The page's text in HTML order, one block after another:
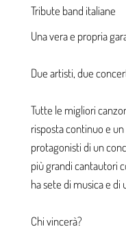
Tribute band italiane
Una vera e propria
Due artisti, due
Tutte le migliori
risposta continuo e
protagonisti di un
più grandi cantautori
ha sete di musica e
Chi vincerà?